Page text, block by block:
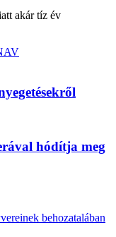
akár tíz év
hódítja meg